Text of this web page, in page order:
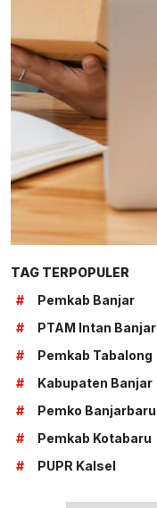
TAG TERPOPULER
#
Pemkab Banjar
#
PTAM Intan Banjar
#
Pemkab Tabalong
#
Kabupaten Banjar
#
Pemko Banjarbaru
#
Pemkab Kotabaru
#
PUPR Kalsel